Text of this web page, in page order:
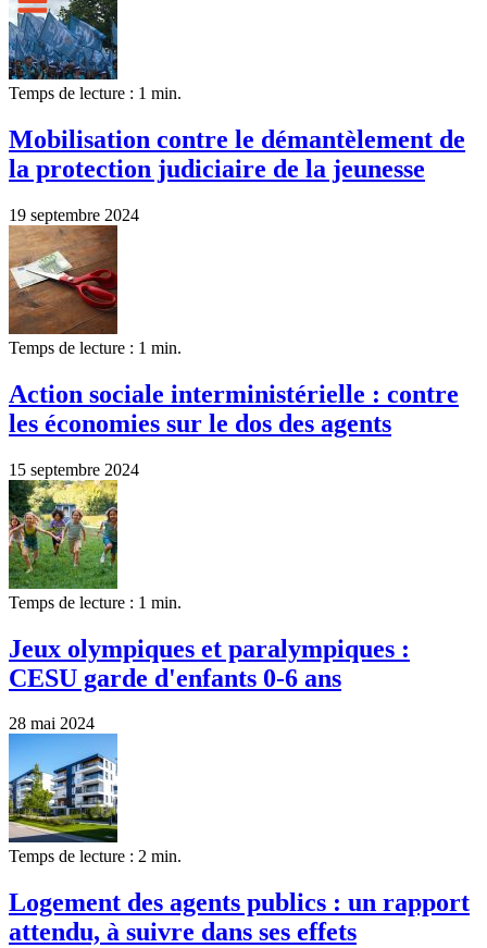
Temps de lecture : 1 min.
Mobilisation contre le démantèlement de
la protection judiciaire de la jeunesse
19 septembre 2024
Temps de lecture : 1 min.
Action sociale interministérielle : contre
les économies sur le dos des agents
15 septembre 2024
Temps de lecture : 1 min.
Jeux olympiques et paralympiques :
CESU garde d'enfants 0-6 ans
28 mai 2024
Temps de lecture : 2 min.
Logement des agents publics : un rapport
attendu, à suivre dans ses effets